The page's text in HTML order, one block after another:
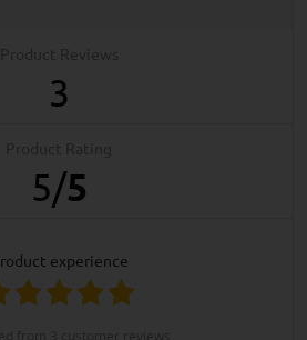
3
5/5
product experience